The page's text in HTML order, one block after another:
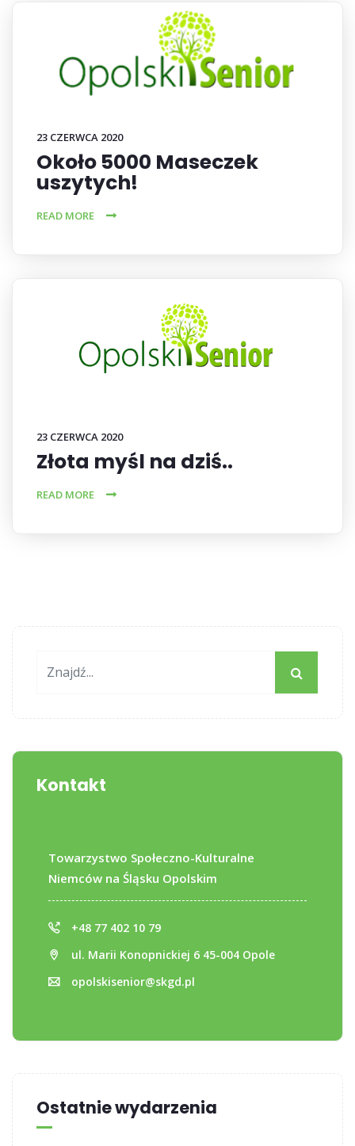
23 CZERWCA 2020
Około 5000 Maseczek
uszytych!
READ MORE
23 CZERWCA 2020
Złota myśl na dziś..
READ MORE
Kontakt
Towarzystwo Społeczno-Kulturalne
Niemców na Śląsku Opolskim
+48 77 402 10 79
ul. Marii Konopnickiej 6 45-004 Opole
opolskisenior@skgd.pl
Ostatnie wydarzenia